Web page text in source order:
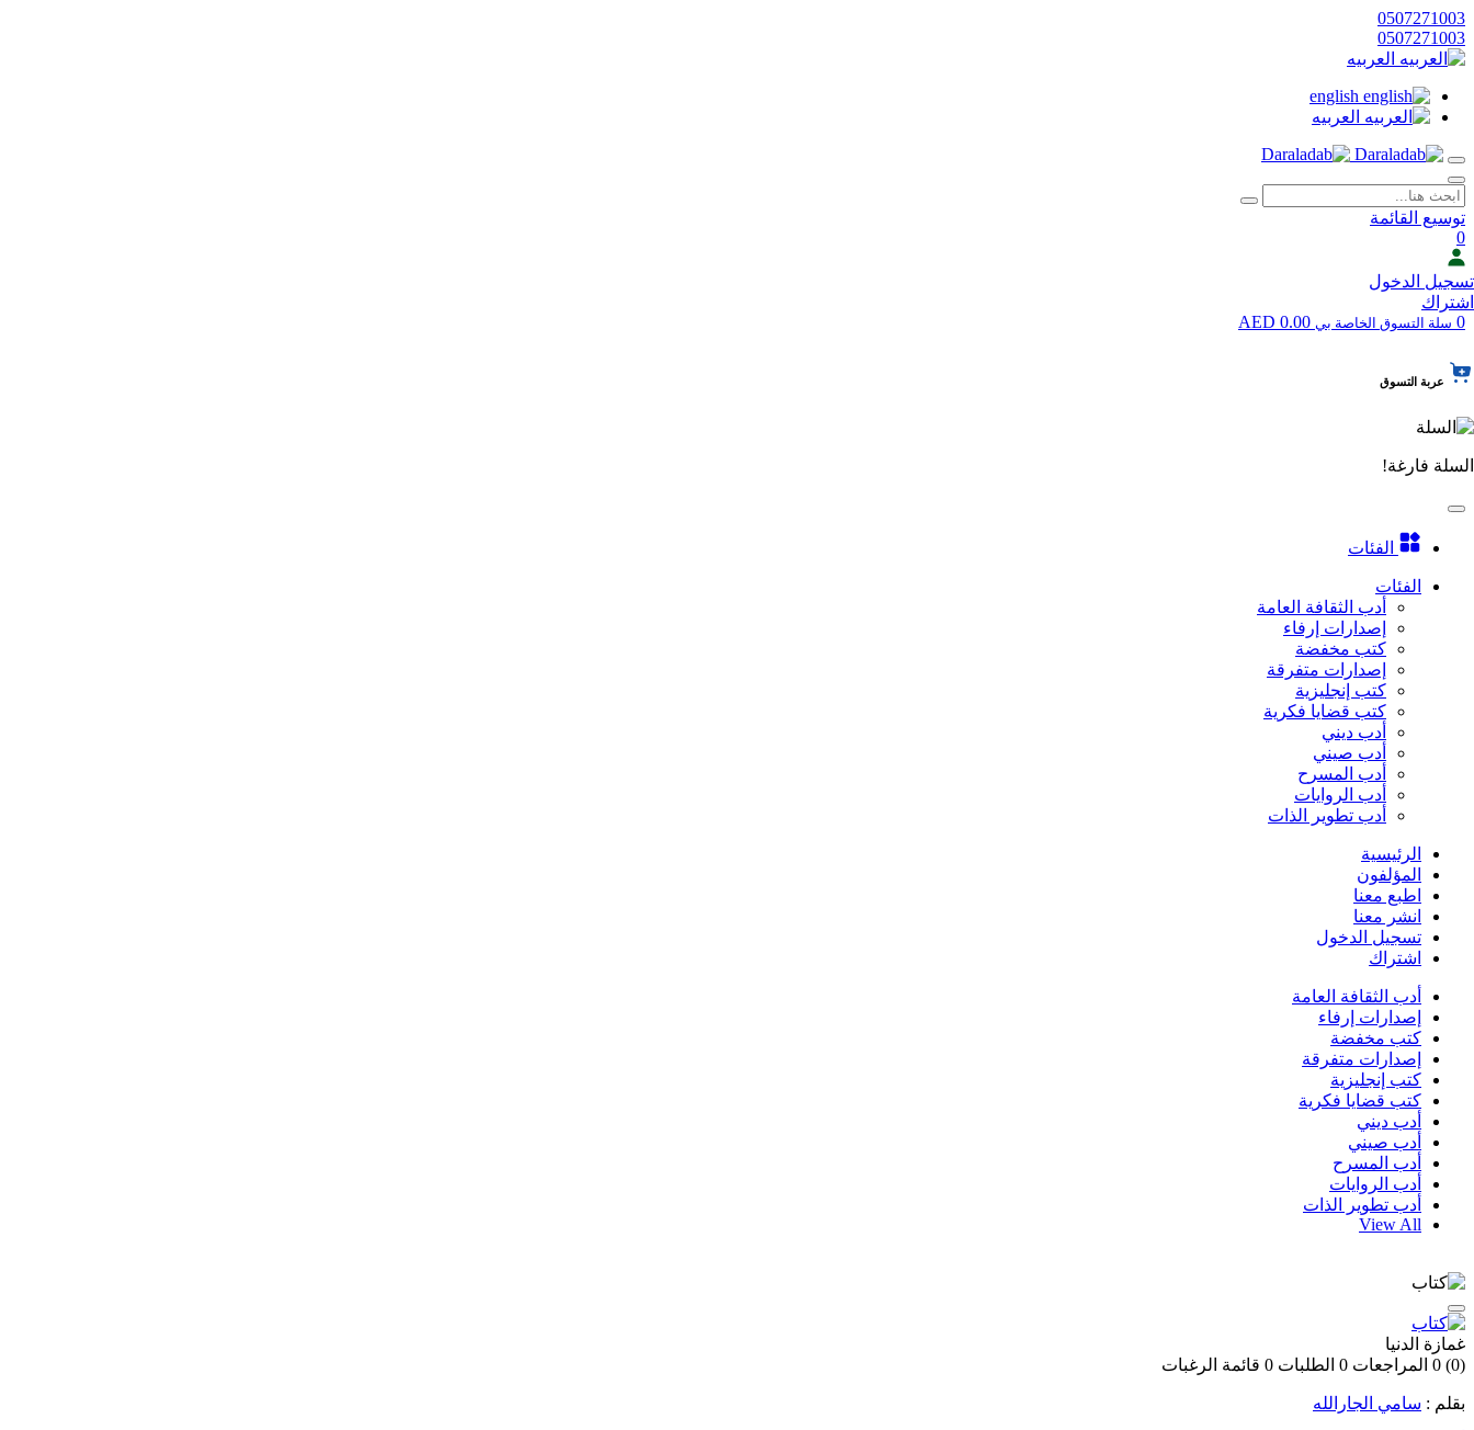
0507271003
0507271003
العربيه
english
العربيه
توسيع القائمة
0
تسجيل الدخول
اشتراك
0 سلة التسوق الخاصة بي
عربة التسوق
السلة فارغة!
الفئات
الفئات
أدب الثقافة العامة
إصدارات إرفاء
كتب مخفضة
إصدارات متفرقة
كتب إنجليزية
كتب قضايا فكرية
أدب ديني
أدب صيني
أدب المسرح
أدب الروايات
أدب تطوير الذات
الرئيسية
المؤلفون
اطبع معنا
انشر معنا
تسجيل الدخول
اشتراك
أدب الثقافة العامة
إصدارات إرفاء
كتب مخفضة
إصدارات متفرقة
كتب إنجليزية
كتب قضايا فكرية
أدب ديني
أدب صيني
أدب المسرح
أدب الروايات
أدب تطوير الذات
View All
غمازة الدنيا
(0)
0 المراجعات 0 الطلبات 0 قائمة الرغبات
بقلم : سامي الجارالله